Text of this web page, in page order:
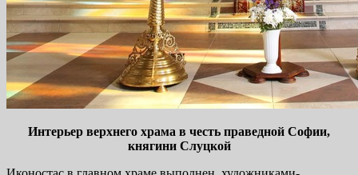
Интерьер верхнего храма в честь праведной Софии,
княгини Слуцкой